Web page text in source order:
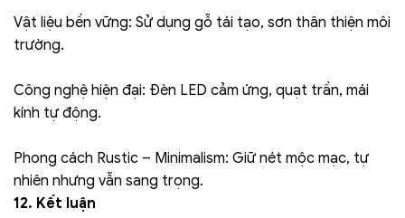
Vật liệu bền vững: Sử dụng gỗ tái tạo, sơn thân thiện môi
trường.
Công nghệ hiện đại: Đèn LED cảm ứng, quạt trần, mái
kính tự động.
Phong cách Rustic – Minimalism: Giữ nét mộc mạc, tự
nhiên nhưng vẫn sang trọng.
12. Kết luận